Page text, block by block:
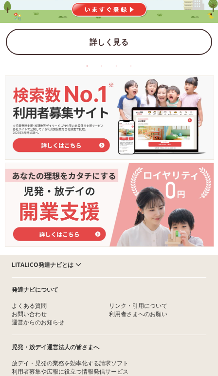
詳しく見る
LITALICO発達ナビとは
発達ナビについて
よくある質問
お問い合わせ
運営からのお知らせ
リンク・引用について
利用者さまへのお願い
児発・放デイ運営法人の皆さまへ
放デイ・児発の業務を効率化する請求ソフト
利用者募集や広報に役立つ情報発信サービス